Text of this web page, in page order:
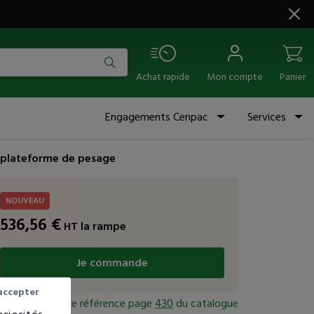
Achat rapide Mon compte Panier
Engagements Cenpac Services
de pesage
NOUVEAU
536,56 €HT la rampe
Je commande
Consulter cette référence page430du catalogue